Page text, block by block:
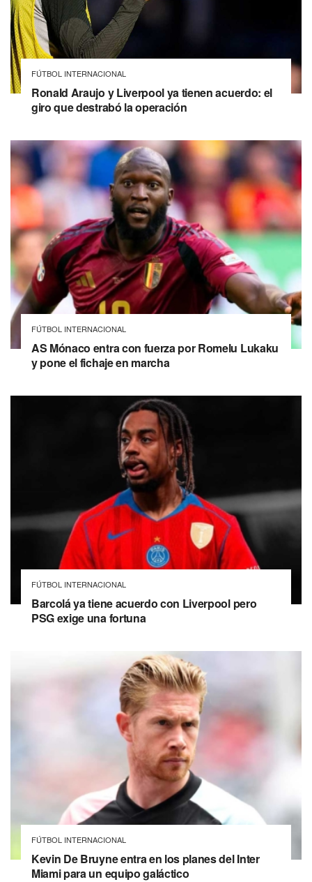
FÚTBOL INTERNACIONAL
Ronald Araujo y Liverpool ya tienen acuerdo: el
giro que destrabó la operación
FÚTBOL INTERNACIONAL
AS Mónaco entra con fuerza por Romelu Lukaku
y pone el fichaje en marcha
FÚTBOL INTERNACIONAL
Barcolá ya tiene acuerdo con Liverpool pero
PSG exige una fortuna
FÚTBOL INTERNACIONAL
Kevin De Bruyne entra en los planes del Inter
Miami para un equipo galáctico